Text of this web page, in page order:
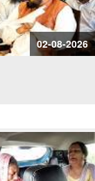
02-08-2026